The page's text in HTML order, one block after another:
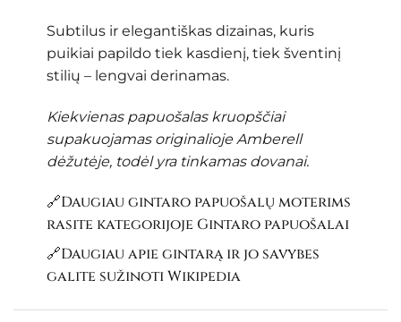
Subtilus ir elegantiškas dizainas, kuris
puikiai papildo tiek kasdienį, tiek šventinį
stilių – lengvai derinamas.
Kiekvienas papuošalas kruopščiai
supakuojamas originalioje Amberell
dėžutėje, todėl yra tinkamas dovanai.
🔗Daugiau gintaro papuošalų moterims
rasite kategorijoje Gintaro papuošalai
🔗Daugiau apie gintarą ir jo savybes
galite sužinotiWikipedia